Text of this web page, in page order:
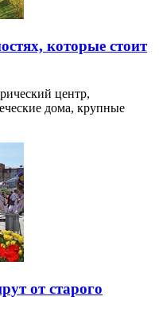
которые стоит
центр,
дома, крупные
от старого